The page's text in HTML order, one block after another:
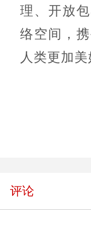
理、开放
络空间，
人类更加美
评论